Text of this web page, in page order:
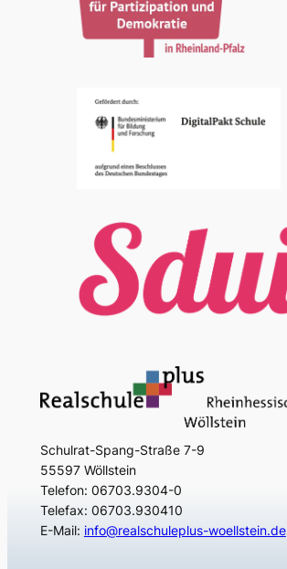
Schulrat-Spang-Straße 7-9
55597 Wöllstein
Telefon: 06703.9304-0
Telefax: 06703.930410
E-Mail: info@realschuleplus-woellstein.de